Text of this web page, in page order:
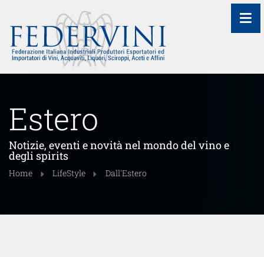
Estero
Notizie, eventi e novità nel mondo del vino e
degli spirits
Home LifeStyle Dall'Estero
≡